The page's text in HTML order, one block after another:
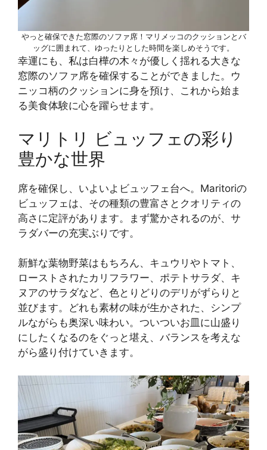
やっと確保できた窓際のソファ席！マリメッコのクッションとバ
ッグに囲まれて、ゆったりとした時間を楽しめそうです。
幸運にも、私は白樺の木々が優しく揺れる大きな
窓際のソファ席を確保することができました。ウ
ニッコ柄のクッションに身を預け、これから始ま
る美食体験に心を躍らせます。
マリトリ ビュッフェの彩り
豊かな世界
席を確保し、いよいよビュッフェ台へ。Maritoriの
ビュッフェは、その種類の豊富さとクオリティの
高さに定評があります。まず驚かされるのが、サ
ラダバーの充実ぶりです。
新鮮な葉物野菜はもちろん、キュウリやトマト、
ローストされたカリフラワー、ポテトサラダ、キ
ヌアのサラダなど、色とりどりのデリがずらりと
並びます。どれも素材の味が生かされた、シンプ
ルながらも奥深い味わい。ついついお皿に山盛り
にしたくなるのをぐっと堪え、バランスを考えな
がら盛り付けていきます。